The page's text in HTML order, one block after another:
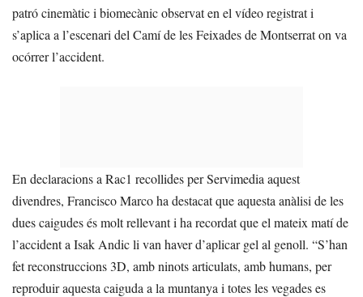
patró cinemàtic i biomecànic observat en el vídeo registrat i
s’aplica a l’escenari del Camí de les Feixades de Montserrat on va
ocórrer l’accident.
En declaracions a Rac1 recollides per Servimedia aquest
divendres, Francisco Marco ha destacat que aquesta anàlisi de les
dues caigudes és molt rellevant i ha recordat que el mateix matí de
l’accident a Isak Andic li van haver d’aplicar gel al genoll. “S’han
fet reconstruccions 3D, amb ninots articulats, amb humans, per
reproduir aquesta caiguda a la muntanya i totes les vegades es